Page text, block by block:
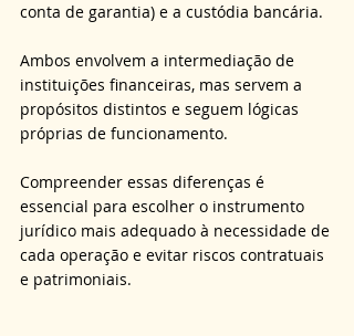
conta de garantia) e a custódia bancária.
Ambos envolvem a intermediação de
instituições financeiras, mas servem a
propósitos distintos e seguem lógicas
próprias de funcionamento.
Compreender essas diferenças é
essencial para escolher o instrumento
jurídico mais adequado à necessidade de
cada operação e evitar riscos contratuais
e patrimoniais.